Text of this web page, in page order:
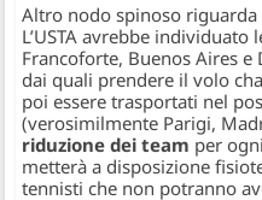
Altro nodo spinoso riguarda
L’USTA avrebbe individuato
Francoforte, Buenos Aires
dai quali prendere il volo
poi essere trasportati nel
(verosimilmente Parigi,
riduzione dei team per
metterà a disposizione
tennisti che non potranno